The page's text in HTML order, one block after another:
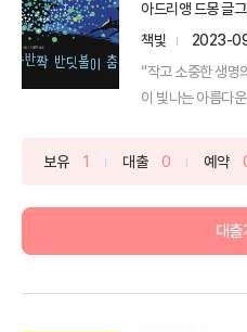
아드리앵 드몽 글
책빛
2023-
“작고 소중한 생명
이 빛나는 아름다
보유 1 대출 0 예약
대출